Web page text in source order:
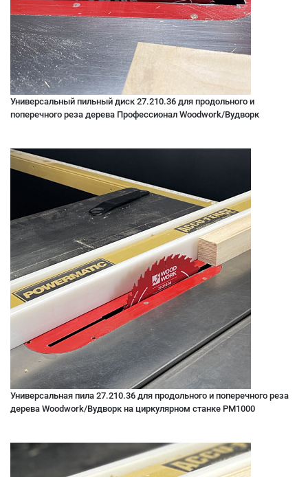
Универсальный пильный диск 27.210.36 для продольного и
поперечного реза дерева Профессионал Woodwork/Вудворк
Универсальная пила 27.210.36 для продольного и поперечного реза
дерева Woodwork/Вудворк на циркулярном станке PM1000